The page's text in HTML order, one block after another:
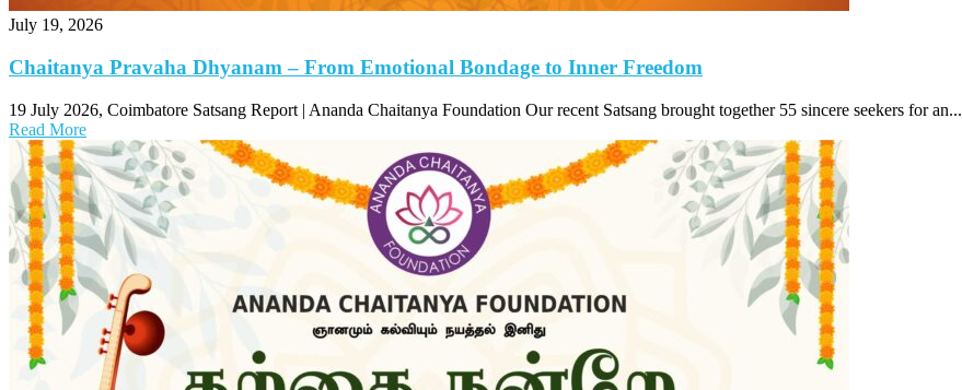
July 19, 2026
Chaitanya Pravaha Dhyanam – From Emotional Bondage to Inner Freedom
19 July 2026, Coimbatore Satsang Report | Ananda Chaitanya Foundation Our recent Satsang brought together 55 sincere seekers for an...
Read More